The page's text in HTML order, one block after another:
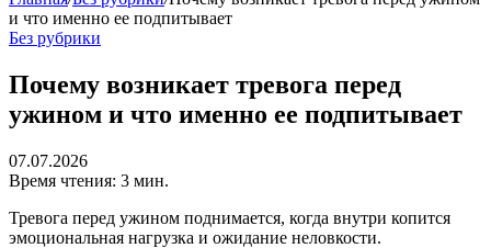
и что именно ее подпитывает
Без рубрики
Почему возникает тревога перед
ужином и что именно ее подпитывает
07.07.2026
Время чтения: 3 мин.
Тревога перед ужином поднимается, когда внутри копится
эмоциональная нагрузка и ожидание неловкости.